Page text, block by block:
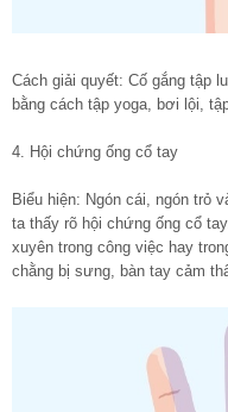
Cách giải quyết: Cố gắng tập
bằng cách tập yoga, bơi lội,
4. Hội chứng ống cổ tay
Biểu hiện: Ngón cái, ngón trỏ
ta thấy rõ hội chứng ống cổ
xuyên trong công việc hay
chằng bị sưng, bàn tay cảm